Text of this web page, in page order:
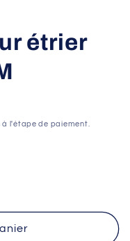
étrier
à l'étape de paiement.